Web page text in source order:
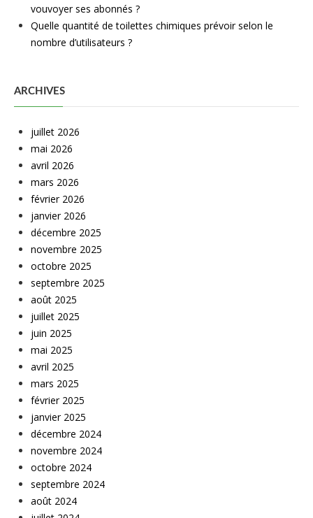
vouvoyer ses abonnés ?
Quelle quantité de toilettes chimiques prévoir selon le
nombre d’utilisateurs ?
ARCHIVES
juillet 2026
mai 2026
avril 2026
mars 2026
février 2026
janvier 2026
décembre 2025
novembre 2025
octobre 2025
septembre 2025
août 2025
juillet 2025
juin 2025
mai 2025
avril 2025
mars 2025
février 2025
janvier 2025
décembre 2024
novembre 2024
octobre 2024
septembre 2024
août 2024